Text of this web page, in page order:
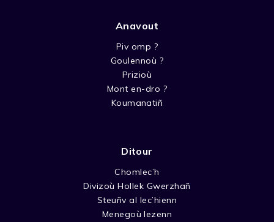
Anavout
Piv omp ?
Goulennoù ?
Prizioù
Mont en-dro ?
Koumanatiñ
Ditour
Chomlec’h
Divizoù Hollek Gwerzhañ
Steuñv al lec’hienn
Menegoù lezenn